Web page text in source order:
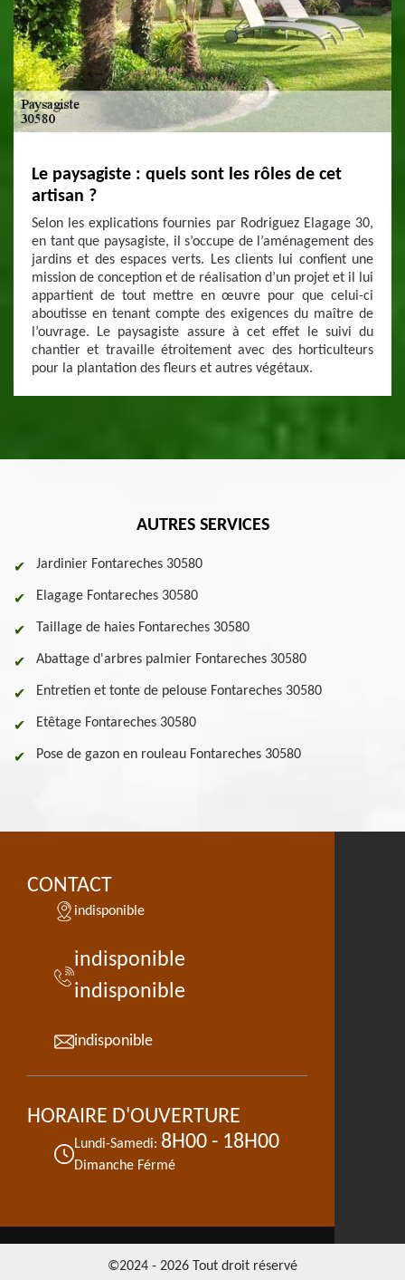
Le paysagiste : quels sont les rôles de cet
artisan ?
Selon les explications fournies par Rodriguez Elagage 30,
en tant que paysagiste, il s’occupe de l’aménagement des
jardins et des espaces verts. Les clients lui confient une
mission de conception et de réalisation d’un projet et il lui
appartient de tout mettre en œuvre pour que celui-ci
aboutisse en tenant compte des exigences du maître de
l’ouvrage. Le paysagiste assure à cet effet le suivi du
chantier et travaille étroitement avec des horticulteurs
pour la plantation des fleurs et autres végétaux.
AUTRES SERVICES
Jardinier Fontareches 30580
Elagage Fontareches 30580
Taillage de haies Fontareches 30580
Abattage d'arbres palmier Fontareches 30580
Entretien et tonte de pelouse Fontareches 30580
Etêtage Fontareches 30580
Pose de gazon en rouleau Fontareches 30580
CONTACT
indisponible
indisponible
indisponible
indisponible
HORAIRE D'OUVERTURE
Lundi-Samedi: 8H00 - 18H00
Dimanche Férmé
©2024 - 2026 Tout droit réservé